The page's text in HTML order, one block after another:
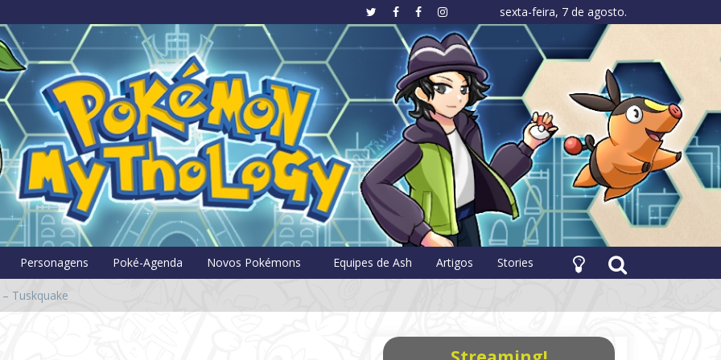
sexta-feira, 7 de agosto.
Pokémon Mythology
Personagens Poké-Agenda Novos Pokémons Equipes de Ash Artigos Stories
– Tuskquake